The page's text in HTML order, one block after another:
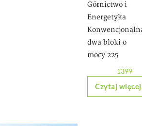
Górnictwo i
Energetyka
dwa bloki o
mocy 225
1399
Czytaj więcej